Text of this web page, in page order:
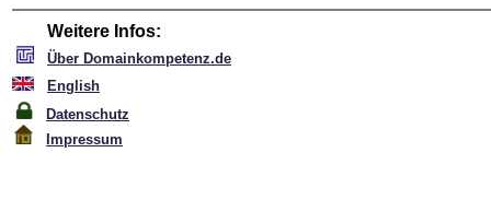
Weitere Infos:
Über Domainkompetenz.de
English
Datenschutz
Impressum